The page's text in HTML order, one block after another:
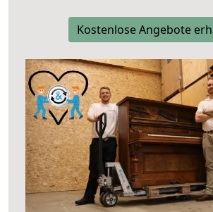
Kostenlose Angebote